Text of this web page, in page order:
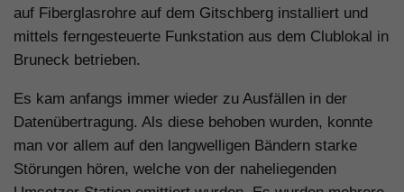
auf Fiberglasrohre auf dem Gitschberg installiert und
mittels ferngesteuerte Funkstation aus dem Clublokal in
Bruneck betrieben.
Es kam anfangs immer wieder zu Ausfällen in der
Datenübertragung. Als diese behoben wurden, konnte
man vor allem auf den langwelligen Bändern starke
Störungen hören, welche von der naheliegenden